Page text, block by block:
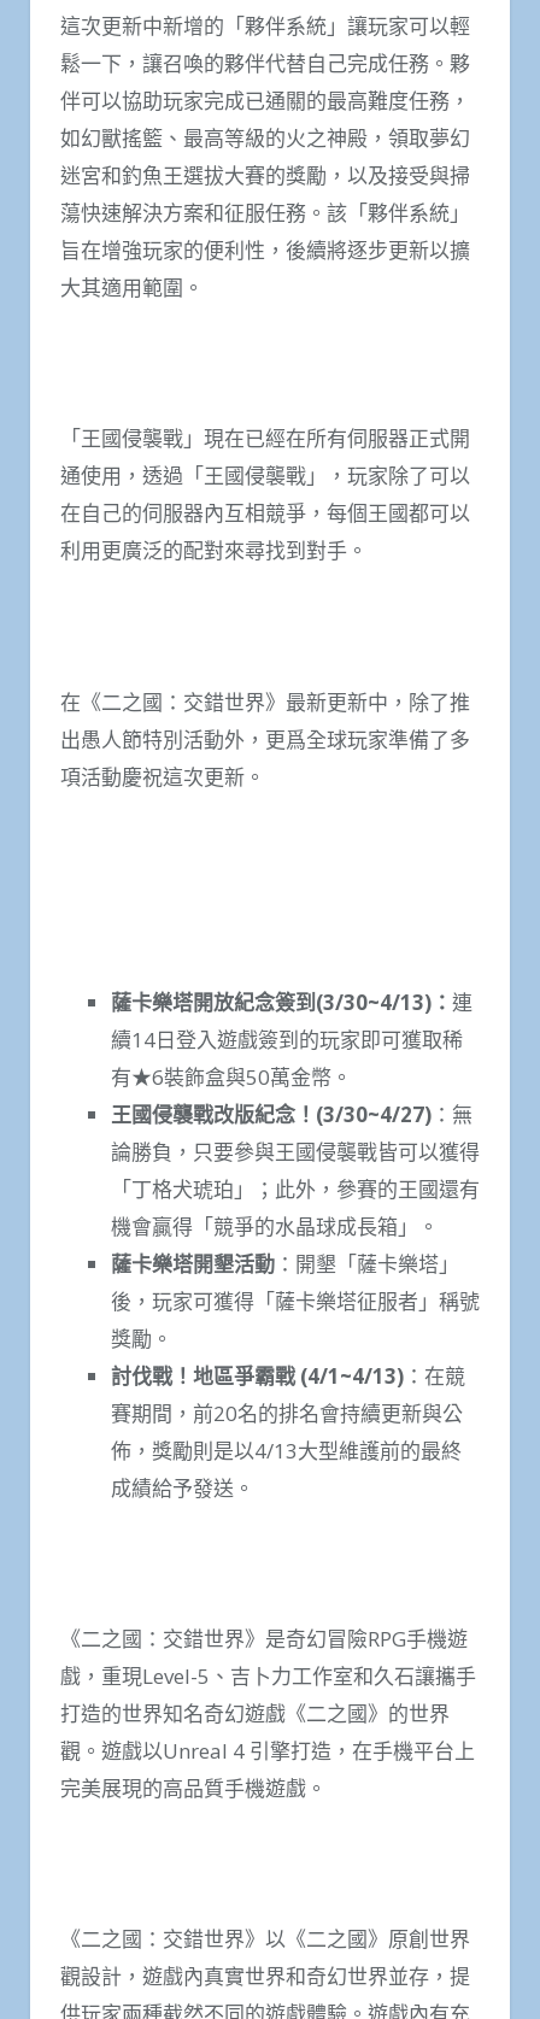
這次更新中新增的「夥伴系統」讓玩家可以輕
鬆一下，讓召喚的夥伴代替自己完成任務。夥
伴可以協助玩家完成已通關的最高難度任務，
如幻獸搖籃、最高等級的火之神殿，領取夢幻
迷宮和釣魚王選拔大賽的獎勵，以及接受與掃
蕩快速解決方案和征服任務。該「夥伴系統」
旨在增強玩家的便利性，後續將逐步更新以擴
大其適用範圍。
「王國侵襲戰」現在已經在所有伺服器正式開
通使用，透過「王國侵襲戰」，玩家除了可以
在自己的伺服器內互相競爭，每個王國都可以
利用更廣泛的配對來尋找到對手。
在《二之國：交錯世界》最新更新中，除了推
出愚人節特別活動外，更爲全球玩家準備了多
項活動慶祝這次更新。
薩卡樂塔開放紀念簽到(3/30~4/13) ： 連
續14日登入遊戲簽到的玩家即可獲取稀
有★6裝飾盒與50萬金幣。
王國侵襲戰改版紀念！ (3/30~4/27) ：無
論勝負，只要參與王國侵襲戰皆可以獲得
「丁格犬琥珀」；此外，參賽的王國還有
機會贏得「競爭的水晶球成長箱」。
薩卡樂塔開墾活動 ：開墾「薩卡樂塔」
後，玩家可獲得「薩卡樂塔征服者」稱號
獎勵。
討伐戰！地區爭霸戰(4/1~4/13) ：在競
賽期間，前20名的排名會持續更新與公
佈，獎勵則是以4/13大型維護前的最終
成績給予發送。
《二之國：交錯世界》是奇幻冒險RPG手機遊
戲，重現Level-5、吉卜力工作室和久石讓攜手
打造的世界知名奇幻遊戲《二之國》的世界
觀。遊戲以Unreal 4 引擎打造，在手機平台上
完美展現的高品質手機遊戲。
《二之國：交錯世界》以《二之國》原創世界
觀設計，遊戲內真實世界和奇幻世界並存，提